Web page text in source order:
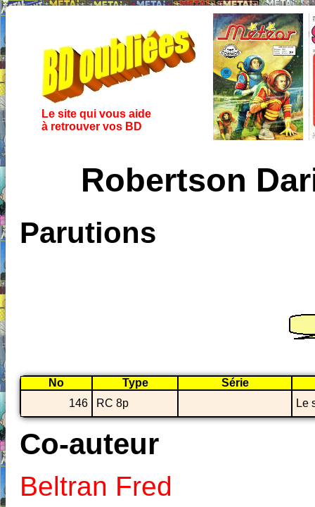
Le site qui vous aide
à retrouver vos BD
Robertson
Parutions
No Type
Série
146
RC 8p Le
Co-auteur
Beltran Fred